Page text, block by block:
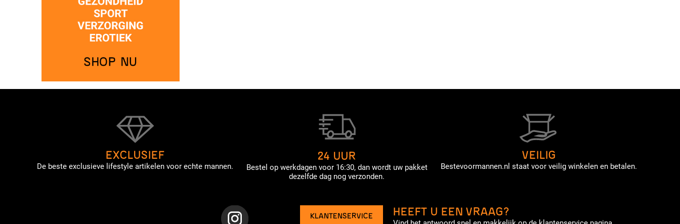
EXCLUSIEF
De beste exclusieve lifestyle artikelen voor echte mannen.
24 UUR
Bestel op werkdagen voor 16:30, dan wordt uw pakket
dezelfde dag nog verzonden.
VEILIG
Bestevoormannen.nl staat voor veilig winkelen en betalen.
HEEFT U EEN VRAAG?
KLANTENSERVICE